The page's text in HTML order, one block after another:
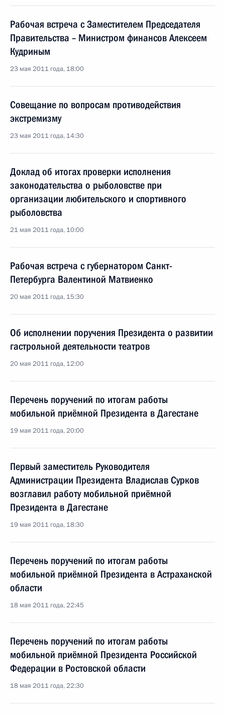
Рабочая встреча с Заместителем Председателя
Правительства – Министром финансов Алексеем
Кудриным
23 мая 2011 года, 18:00
Совещание по вопросам противодействия
экстремизму
23 мая 2011 года, 14:30
Доклад об итогах проверки исполнения
законодательства о рыболовстве при
организации любительского и спортивного
рыболовства
21 мая 2011 года, 10:00
Рабочая встреча с губернатором Санкт-
Петербурга Валентиной Матвиенко
20 мая 2011 года, 15:30
Об исполнении поручения Президента о развитии
гастрольной деятельности театров
20 мая 2011 года, 12:00
Перечень поручений по итогам работы
мобильной приёмной Президента в Дагестане
19 мая 2011 года, 20:00
Первый заместитель Руководителя
Администрации Президента Владислав Сурков
возглавил работу мобильной приёмной
Президента в Дагестане
19 мая 2011 года, 18:30
Перечень поручений по итогам работы
мобильной приёмной Президента в Астраханской
области
18 мая 2011 года, 22:45
Перечень поручений по итогам работы
мобильной приёмной Президента Российской
Федерации в Ростовской области
18 мая 2011 года, 22:30